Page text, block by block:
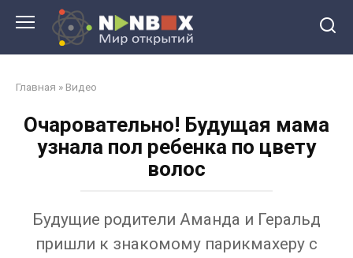
Главная » Видео
Очаровательно! Будущая мама
узнала пол ребенка по цвету
волос
Будущие родители Аманда и Геральд
пришли к знакомому парикмахеру с